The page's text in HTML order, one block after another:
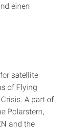
einen
satellite
of Flying
A part of
Polarstern,
and the